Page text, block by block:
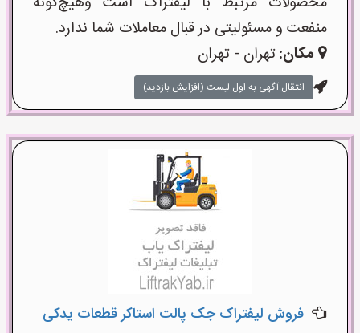
منفعت و مسئولیتی در قبال معاملات شما ندارد.
مکان:تهران - تهران
انتقال آگهی به اول لیست (افزایش بازدید)
فروش لیفتراک جک پالت استاکر قطعات یدکی